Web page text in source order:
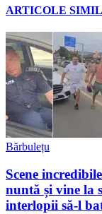
ARTICOLE
Bărbulețu
Scene
nuntă și vine la
interlopii să-l